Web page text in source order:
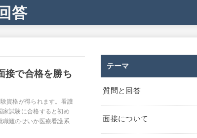
答
接で合格を勝ち
資格が得られます。看護
家試験に合格すると初め
職難のせいか医療看護系
テーマ
質問と回答
面接について